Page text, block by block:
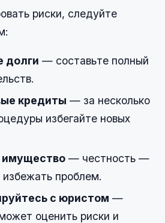
риски, следуйте
долги — составьте полный
кредиты — за несколько
избегайте новых
имущество — честность —
проблем.
с юристом —
оценить риски и